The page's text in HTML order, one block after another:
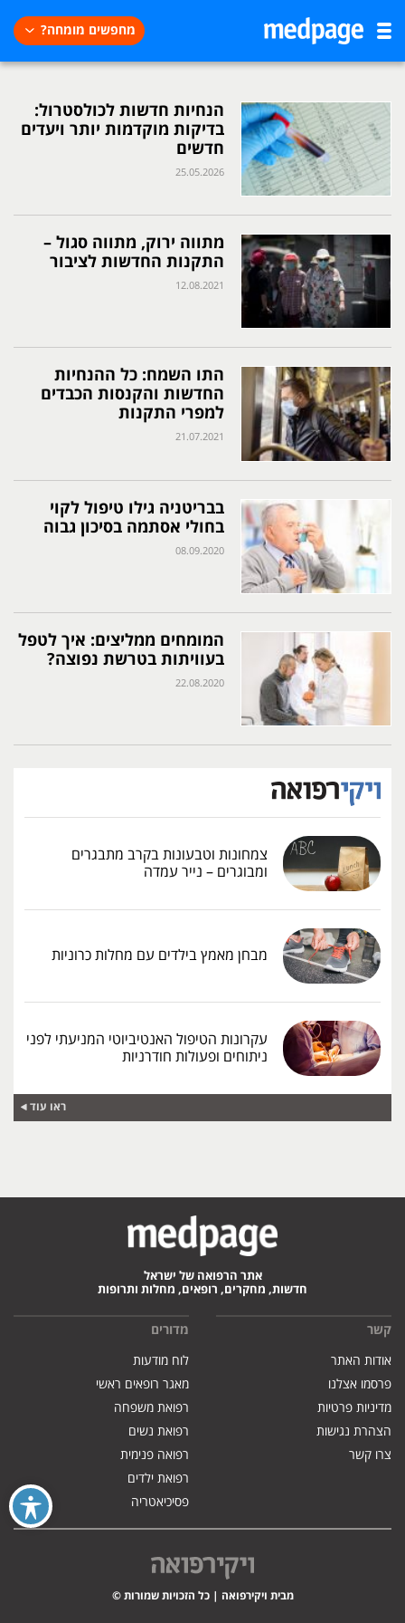
מחפשים מומחה?
הנחיות חדשות לכולסטרול:
בדיקות מוקדמות יותר ויעדים
חדשים
25.05.2026
מתווה ירוק, מתווה סגול –
התקנות החדשות לציבור
12.08.2021
התו השמח: כל ההנחיות
החדשות והקנסות הכבדים
למפרי התקנות
21.07.2021
בבריטניה גילו טיפול לקוי
בחולי אסתמה בסיכון גבוה
08.09.2020
המומחים ממליצים: איך לטפל
בעוויתות בטרשת נפוצה?
22.08.2020
צמחונות וטבעונות בקרב מתבגרים
ומבוגרים – נייר עמדה
מבחן מאמץ בילדים עם מחלות כרוניות
עקרונות הטיפול האנטיביוטי המניעתי לפני
ניתוחים ופעולות חודרניות
ראו עוד
אתר הרפואה של ישראל
חדשות, מחקרים, רופאים, מחלות ותרופות
קשר
אודות האתר
פרסמו אצלנו
מדיניות פרטיות
הצהרת נגישות
צרו קשר
מדורים
לוח מודעות
מאגר רופאים ראשי
רפואת משפחה
רפואת נשים
רפואה פנימית
רפואת ילדים
פסיכיאטריה
מבית ויקירפואה | כל הזכויות שמורות ©